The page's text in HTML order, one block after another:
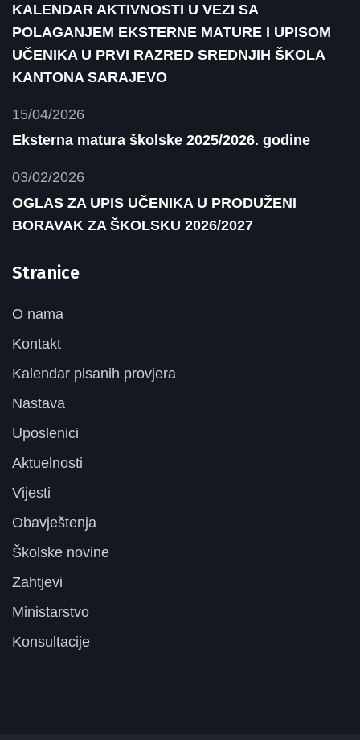
KALENDAR AKTIVNOSTI U VEZI SA
POLAGANJEM EKSTERNE MATURE I UPISOM
UČENIKA U PRVI RAZRED SREDNJIH ŠKOLA
KANTONA SARAJEVO
15/04/2026
Eksterna matura školske 2025/2026. godine
03/02/2026
OGLAS ZA UPIS UČENIKA U PRODUŽENI
BORAVAK ZA ŠKOLSKU 2026/2027
Stranice
O nama
Kontakt
Kalendar pisanih provjera
Nastava
Uposlenici
Aktuelnosti
Vijesti
Obavještenja
Školske novine
Zahtjevi
Ministarstvo
Konsultacije